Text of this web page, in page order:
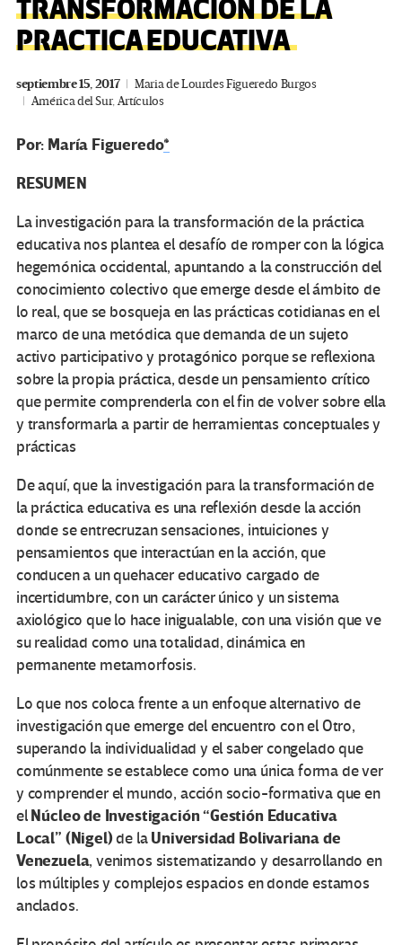
TRANSFORMACIÓN DE LA
PRACTICA EDUCATIVA
septiembre 15, 2017
Maria de Lourdes Figueredo Burgos
América del Sur,Artículos
Por: María Figueredo*
RESUMEN
La investigación para la transformación de la práctica
educativa nos plantea el desafío de romper con la lógica
hegemónica occidental, apuntando a la construcción del
conocimiento colectivo que emerge desde el ámbito de
lo real, que se bosqueja en las prácticas cotidianas en el
marco de una metódica que demanda de un sujeto
activo participativo y protagónico porque se reflexiona
sobre la propia práctica, desde un pensamiento crítico
que permite comprenderla con el fin de volver sobre ella
y transformarla a partir de herramientas conceptuales y
prácticas
De aquí, que la investigación para la transformación de
la práctica educativa es una reflexión desde la acción
donde se entrecruzan sensaciones, intuiciones y
pensamientos que interactúan en la acción, que
conducen a un quehacer educativo cargado de
incertidumbre, con un carácter único y un sistema
axiológico que lo hace inigualable, con una visión que ve
su realidad como una totalidad, dinámica en
permanente metamorfosis.
Lo que nos coloca frente a un enfoque alternativo de
investigación que emerge del encuentro con el Otro,
superando la individualidad y el saber congelado que
comúnmente se establece como una única forma de ver
y comprender el mundo, acción socio-formativa que en
elNúcleo de Investigación “Gestión Educativa
Local” (Nigel)de laUniversidad Bolivariana de
Venezuela, venimos sistematizando y desarrollando en
los múltiples y complejos espacios en donde estamos
anclados.